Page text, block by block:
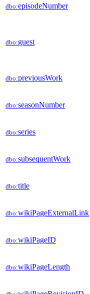
dbo:episodeNumber
dbo:guest
dbo:previousWork
dbo:seasonNumber
dbo:series
dbo:subsequentWork
dbo:title
dbo:wikiPageExternalLink
dbo:wikiPageID
dbo:wikiPageLength